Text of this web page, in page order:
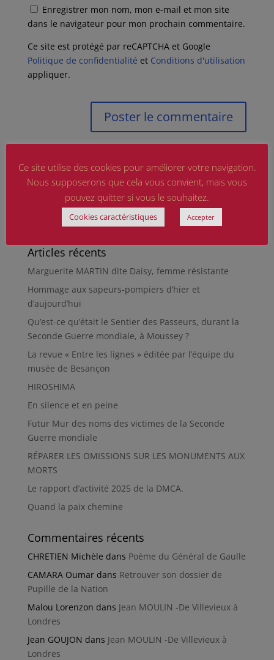
Enregistrer mon nom, mon e-mail et mon site
dans le navigateur pour mon prochain commentaire.
Ce site est protégé par reCAPTCHA et Google
Politique de confidentialité et Conditions d'utilisation
appliquer.
Articles récents
Marguerite MARTIN dite Daisy, femme résistante
Hommage aux sapeurs-pompiers d’hier et
d’aujourd’hui
Qu’est-ce qu’était le Sentier des Passeurs, durant la
Seconde Guerre mondiale, à Moussey ?
La revue « Entre les lignes » éditée par l’équipe du
musée de Besançon
HIROSHIMA
En silence et en peine
Futur Mur des noms des victimes de la Seconde
Guerre mondiale
RÉPARER LES OMISSIONS SUR LES MONUMENTS AUX
MORTS
Le rapport d’activité 2025 de la DMCA.
Quand la paix chemine
Commentaires récents
CHRETIEN Michèle dans Poème du Général de Gaulle
CAMARA Oumardans Retrouver son dossier de
Pupille de la Nation
Malou Lorenzon dans Jean MOULIN -De Villevieux à
Londres
Jean GOUJON dans Jean MOULIN -De Villevieux à
Londres
Ce site utilise des cookies pour améliorer votre navigation.
Nous supposerons que cela vous convient, mais vous
pouvez quitter si vous le souhaitez.
Cookies caractéristiques Accepter